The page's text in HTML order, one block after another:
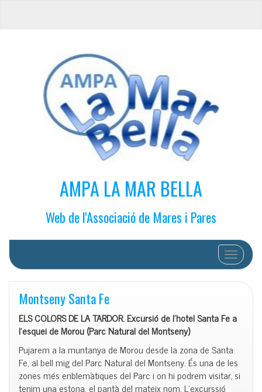
AMPA LA MAR BELLA
Web de l'Associació de Mares i Pares
Cambiar
Montseny Santa Fe
ELS COLORS DE LA TARDOR. Excursió de l’hotel Santa Fe a
l’esquei de Morou (Parc Natural del Montseny)
Pujarem a la muntanya de Morou desde la zona de Santa
Fe, al bell mig del Parc Natural del Montseny. És una de les
zones més enblemàtiques del Parc i on hi podrem visitar, si
tenim una estona, el pantà del mateix nom. L’excurssió